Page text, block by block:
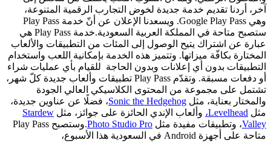
آخر، أردنا تقديم خدمة جديدة لخوض التجارب الرقمية المتنوعة،
وهي Google Play Pass. ويسعدنا الإعلان عن أنّ خدمة Play Pass
ستصبح متاحة في المملكة العربية السعودية.خدمة Play Pass هي
عبارة عن اشتراك يتيح الوصول إلى المئات من التطبيقات والألعاب
المختارة بكافّة ميزاتها. وتتميز هذه الخدمة بإمكانية اللعب واستخدام
التطبيقات بدون أي إعلانات وبدون الحاجة للقيام بأي عمليات شراء
أو دفعات مسبقة. وتقدّم Play Pass تطبيقات وألعاب جديدة كلّ شهر،
تشتمل على مجموعة من المحتوى الكلاسيكي العالي الجودة
والمختار بعناية، مثل Sonic the Hedgehog، فضلًا عن عناوين جديدة،
مثل Levelhead، وألعاب الإندي الحائزة على جوائز، مثل Stardew
Valley، وتطبيقات مفيدة مثل Photo Studio Pro
.وستصبح Play Pass
متاحة على أجهزة Android في السعودية هذا الأسبوع،